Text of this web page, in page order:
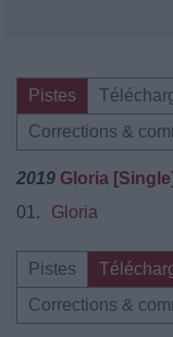
Pistes
Corrections &
2019 Gloria [Single]
01.
Gloria
Pistes
Corrections &